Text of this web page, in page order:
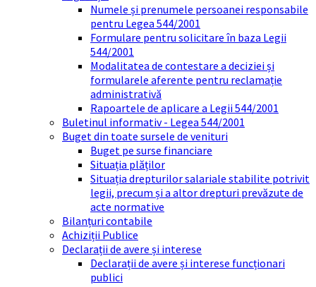
Numele și prenumele persoanei responsabile
pentru Legea 544/2001
Formulare pentru solicitare în baza Legii
544/2001
Modalitatea de contestare a deciziei și
formularele aferente pentru reclamație
administrativă
Rapoartele de aplicare a Legii 544/2001
Buletinul informativ - Legea 544/2001
Buget din toate sursele de venituri
Buget pe surse financiare
Situația plăților
Situația drepturilor salariale stabilite potrivit
legii, precum și a altor drepturi prevăzute de
acte normative
Bilanțuri contabile
Achiziții Publice
Declarații de avere și interese
Declarații de avere și interese funcționari
publici